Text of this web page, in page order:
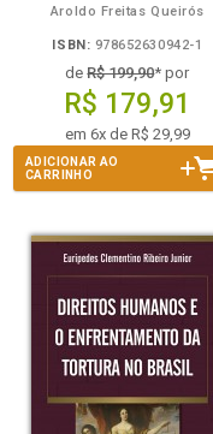
Aroldo Freitas Queirós
ISBN: 978652630942-1
deR$ 199,90* por
R$ 179,91
em 6x de R$ 29,99
ADICIONAR AO
CARRINHO